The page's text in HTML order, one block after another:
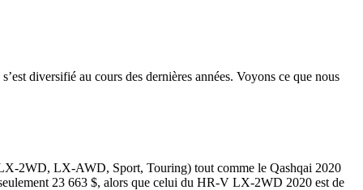
diversifié au cours des dernières années. Voyons ce que nous
2WD, LX-AWD, Sport, Touring) tout comme le Qashqai 2020
23 663 $, alors que celui du HR-V LX-2WD 2020 est de